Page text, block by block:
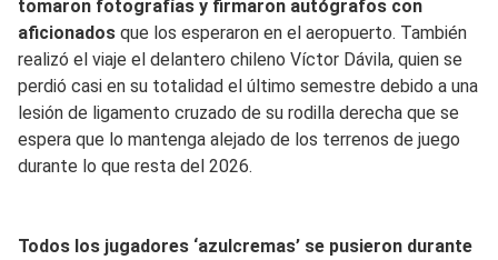
tomaron fotografías y firmaron autógrafos con
aficionados que los esperaron en el aeropuerto. También
realizó el viaje el delantero chileno Víctor Dávila, quien se
perdió casi en su totalidad el último semestre debido a una
lesión de ligamento cruzado de su rodilla derecha que se
espera que lo mantenga alejado de los terrenos de juego
durante lo que resta del 2026.
Todos los jugadores ‘azulcremas’ se pusieron durante